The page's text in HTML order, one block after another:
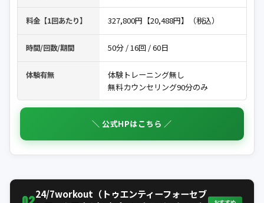
料金【1回あたり】 327,800円【20,488円】（税込）
時間/回数/期間 50分 / 16回 / 60日
体験有無
体験トレーニング無し
無料カウンセリング90分のみ
＼ 公式HPはこちら ／
24/7workout（トゥエンティーフォーセブ